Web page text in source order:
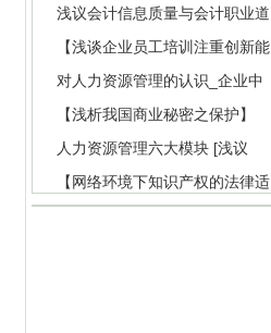
浅议会计信息质量与会计职业道
【浅谈企业员工培训注重创新能
对人力资源管理的认识_企业中
【浅析我国商业秘密之保护】
人力资源管理六大模块 [浅议
【网络环境下知识产权的法律适